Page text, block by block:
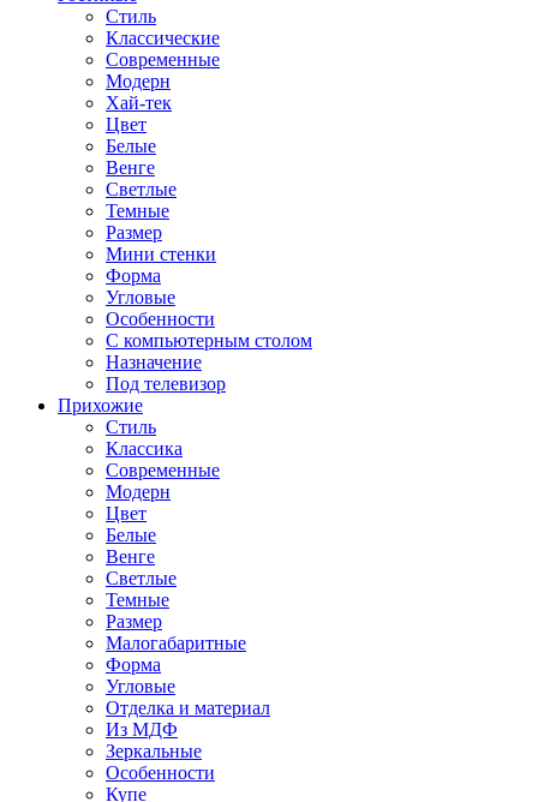
Стиль
Классические
Современные
Модерн
Хай-тек
Цвет
Белые
Венге
Светлые
Темные
Размер
Мини стенки
Форма
Угловые
Особенности
С компьютерным столом
Назначение
Под телевизор
Прихожие
Стиль
Классика
Современные
Модерн
Цвет
Белые
Венге
Светлые
Темные
Размер
Малогабаритные
Форма
Угловые
Отделка и материал
Из МДФ
Зеркальные
Особенности
Купе